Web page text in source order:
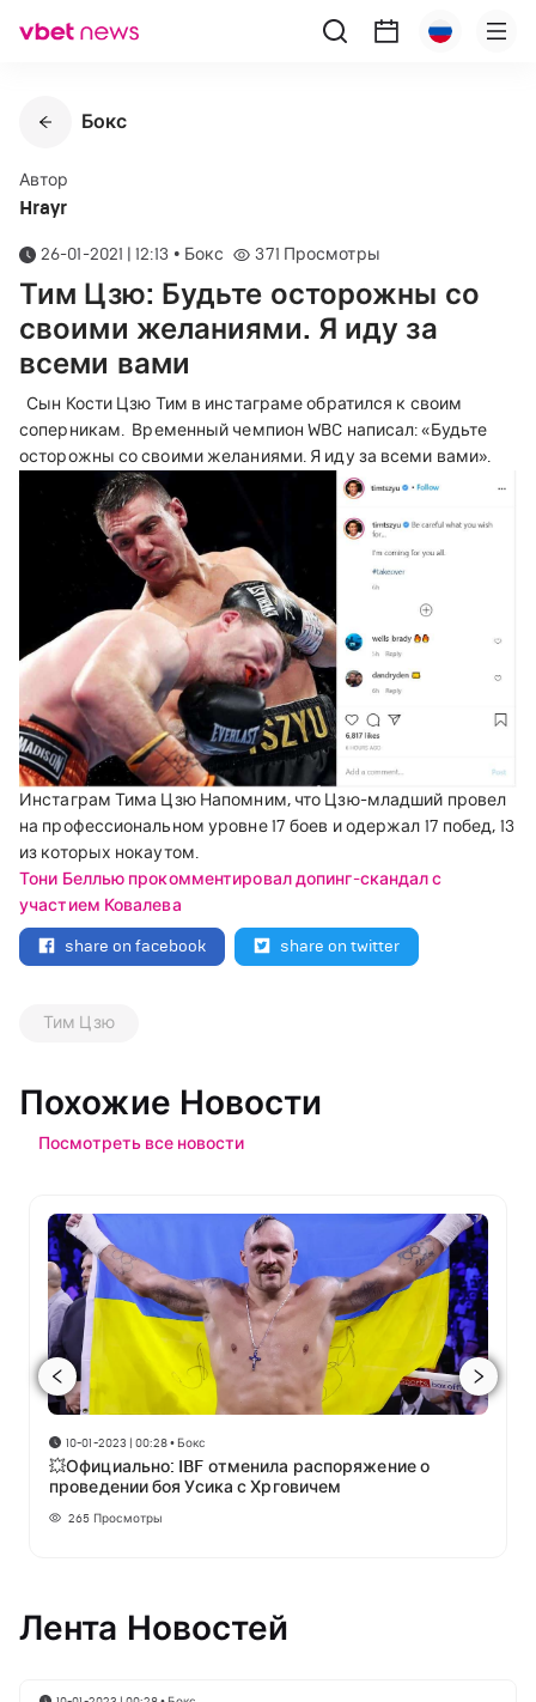
Бокс
Автор
Hrayr
26-01-2021 | 12:13 • Бокс 371 Просмотры
Тим Цзю: Будьте осторожны со
своими желаниями. Я иду за
всеми вами
Сын Кости Цзю Тим в инстаграме обратился к своим
соперникам. Временный чемпион WBC написал: «Будьте
осторожны со своими желаниями. Я иду за всеми вами».
Инстаграм Тима Цзю Напомним, что Цзю-младший провел
на профессиональном уровне 17 боев и одержал 17 побед, 13
из которых нокаутом.
Тони Беллью прокомментировал допинг-скандал с
участием Ковалева
share on facebook
share on twitter
Тим Цзю
Похожие Новости
Посмотреть все новости
10-01-2023 | 00:28• Бокс
💥Официально: IBF отменила распоряжение о
проведении боя Усика с Хрговичем
265 Просмотры
Лента Новостей